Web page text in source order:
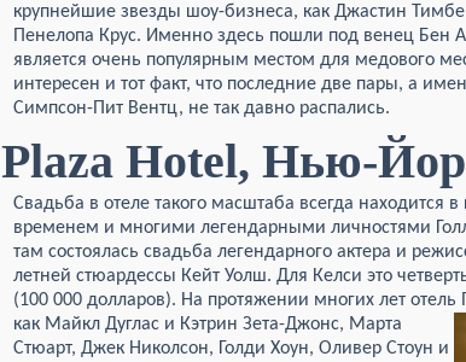
крупнейшие звезды шоу-бизнеса, как Джастин
Пенелопа Крус. Именно здесь пошли под венец Бен
является очень популярным местом для медового
интересен и тот факт, что последние две пары, а
Симпсон-Пит Вентц, не так давно распались.
Plaza Hotel, Нью-
Свадьба в отеле такого масштаба всегда находится
временем и многими легендарными личностями
там состоялась свадьба легендарного актера и
летней стюардессы Кейт Уолш. Для Келси это
(100 000 долларов). На протяжении многих лет отель
как Майкл Дуглас и Кэтрин Зета-Джонс, Марта
Стюарт, Джек Николсон, Голди Хоун, Оливер Стоун и